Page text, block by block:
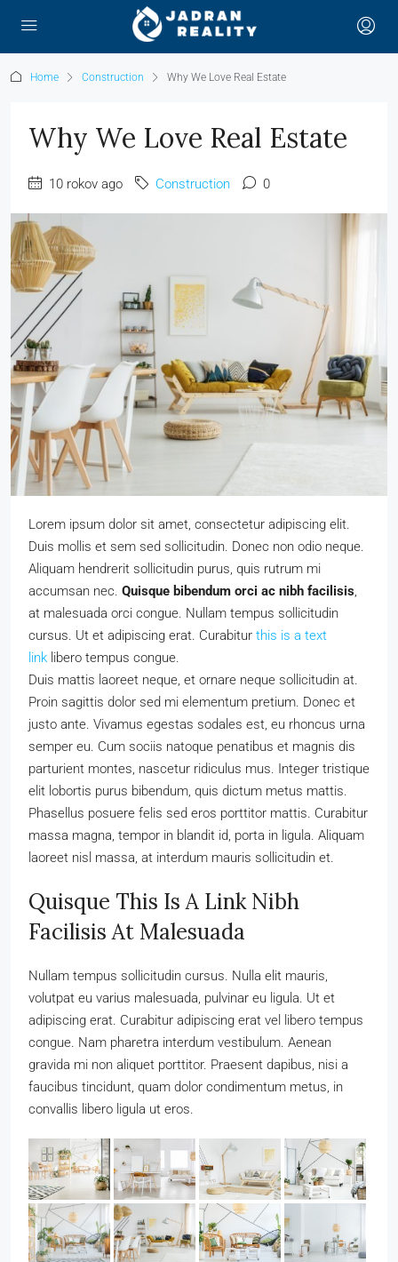
Home Construction Why We Love Real Estate
Why We Love Real Estate
10 rokov ago Construction 0
Lorem ipsum dolor sit amet, consectetur adipiscing elit.
Duis mollis et sem sed sollicitudin. Donec non odio neque.
Aliquam hendrerit sollicitudin purus, quis rutrum mi
accumsan nec. Quisque bibendum orci ac nibh facilisis,
at malesuada orci congue. Nullam tempus sollicitudin
cursus. Ut et adipiscing erat. Curabitur this is a text
link libero tempus congue.
Duis mattis laoreet neque, et ornare neque sollicitudin at.
Proin sagittis dolor sed mi elementum pretium. Donec et
justo ante. Vivamus egestas sodales est, eu rhoncus urna
semper eu. Cum sociis natoque penatibus et magnis dis
parturient montes, nascetur ridiculus mus. Integer tristique
elit lobortis purus bibendum, quis dictum metus mattis.
Phasellus posuere felis sed eros porttitor mattis. Curabitur
massa magna, tempor in blandit id, porta in ligula. Aliquam
laoreet nisl massa, at interdum mauris sollicitudin et.
Quisque This Is A Link Nibh
Facilisis At Malesuada
Nullam tempus sollicitudin cursus. Nulla elit mauris,
volutpat eu varius malesuada, pulvinar eu ligula. Ut et
adipiscing erat. Curabitur adipiscing erat vel libero tempus
congue. Nam pharetra interdum vestibulum. Aenean
gravida mi non aliquet porttitor. Praesent dapibus, nisi a
faucibus tincidunt, quam dolor condimentum metus, in
convallis libero ligula ut eros.